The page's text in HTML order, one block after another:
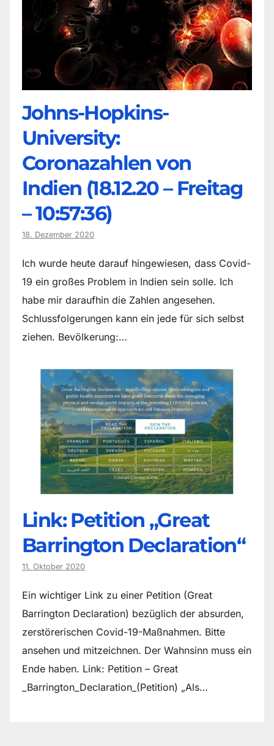
Johns-Hopkins-
University:
Coronazahlen von
Indien (18.12.20 – Freitag
– 10:57:36)
18. Dezember 2020
Ich wurde heute darauf hingewiesen, dass Covid-
19 ein großes Problem in Indien sein solle. Ich
habe mir daraufhin die Zahlen angesehen.
Schlussfolgerungen kann ein jede für sich selbst
ziehen. Bevölkerung:…
Link: Petition „Great
Barrington Declaration“
11. Oktober 2020
Ein wichtiger Link zu einer Petition (Great
Barrington Declaration) bezüglich der absurden,
zerstörerischen Covid-19-Maßnahmen. Bitte
ansehen und mitzeichnen. Der Wahnsinn muss ein
Ende haben. Link: Petition – Great
_Barrington_Declaration_(Petition) „Als…